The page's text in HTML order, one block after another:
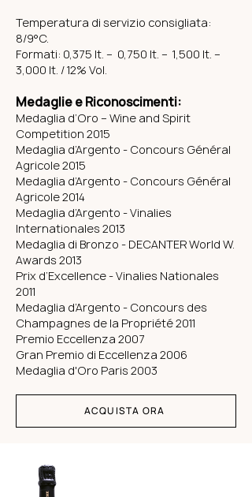
Temperatura di servizio consigliata:
8/9°C.
Formati: 0,375 lt. – 0,750 lt. – 1,500 lt. –
3,000 lt. /12% Vol.
Medaglie e Riconoscimenti:
Medaglia d’Oro – Wine and Spirit
Competition 2015
Medaglia d’Argento - Concours Général
Agricole 2015
Medaglia d’Argento - Concours Général
Agricole 2014
Medaglia d’Argento - Vinalies
Internationales 2013
Medaglia di Bronzo - DECANTER World W.
Awards 2013
Prix d’Excellence - Vinalies Nationales
2011
Medaglia d’Argento - Concours des
Champagnes de la Propriété 2011
Premio Eccellenza 2007
Gran Premio di Eccellenza 2006
Medaglia d'Oro Paris 2003
ACQUISTA ORA